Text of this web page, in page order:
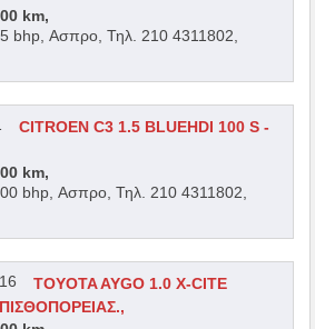
km,
bhp, Ασπρο, Τηλ. 210 4311802,
CITROEN C3 1.5 BLUEHDI 100 S -
km,
bhp, Ασπρο, Τηλ. 210 4311802,
TOYOTA AYGO 1.0 X-CITE